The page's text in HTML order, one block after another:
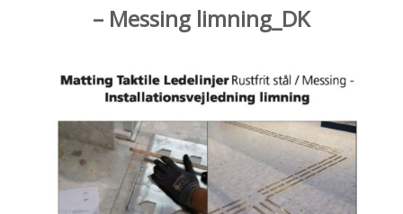
– Messing limning_DK